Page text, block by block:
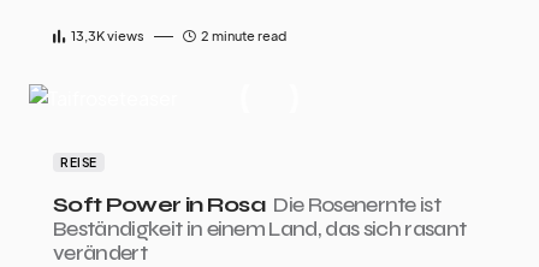
13,3Kviews 2 minute read
REISE
Soft Power in Rosa Die Rosenernte ist
Beständigkeit in einem Land, das sich rasant
verändert